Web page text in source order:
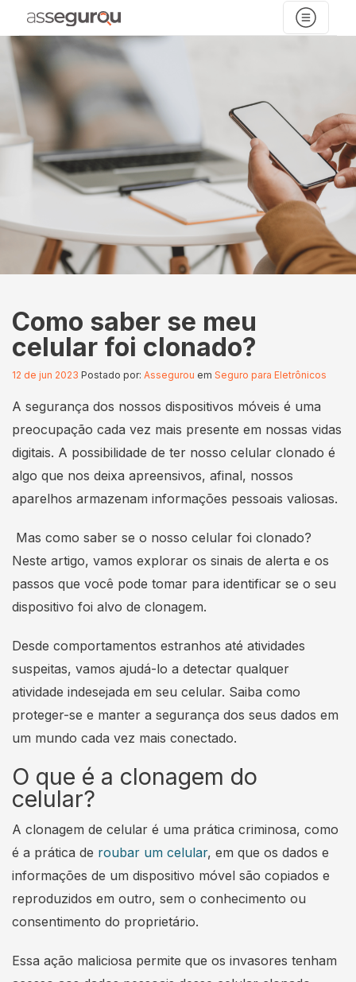
Como saber se meu
celular foi clonado?
12 de jun 2023 Postado por: Assegurou em Seguro para Eletrônicos
A segurança dos nossos dispositivos móveis é uma
preocupação cada vez mais presente em nossas vidas
digitais. A possibilidade de ter nosso celular clonado é
algo que nos deixa apreensivos, afinal, nossos
aparelhos armazenam informações pessoais valiosas.
Mas como saber se o nosso celular foi clonado?
Neste artigo, vamos explorar os sinais de alerta e os
passos que você pode tomar para identificar se o seu
dispositivo foi alvo de clonagem.
Desde comportamentos estranhos até atividades
suspeitas, vamos ajudá-lo a detectar qualquer
atividade indesejada em seu celular. Saiba como
proteger-se e manter a segurança dos seus dados em
um mundo cada vez mais conectado.
O que é a clonagem do
celular?
A clonagem de celular é uma prática criminosa, como
é a prática de roubar um celular, em que os dados e
informações de um dispositivo móvel são copiados e
reproduzidos em outro, sem o conhecimento ou
consentimento do proprietário.
Essa ação maliciosa permite que os invasores tenham